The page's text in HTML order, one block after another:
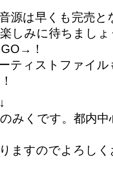
源は早くも完売と
しみに待ちましょ
！
ティストファイ
みくです。都内中
ますのでよろし